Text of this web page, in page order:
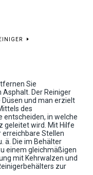
Sie
Der Reiniger
und man erzielt
des
entscheiden, in welche
geleitet wird. Mit Hilfe
erreichbare Stellen
ä. Die im Behälter
einem gleichmäßigen
mit Kehrwalzen und
zur